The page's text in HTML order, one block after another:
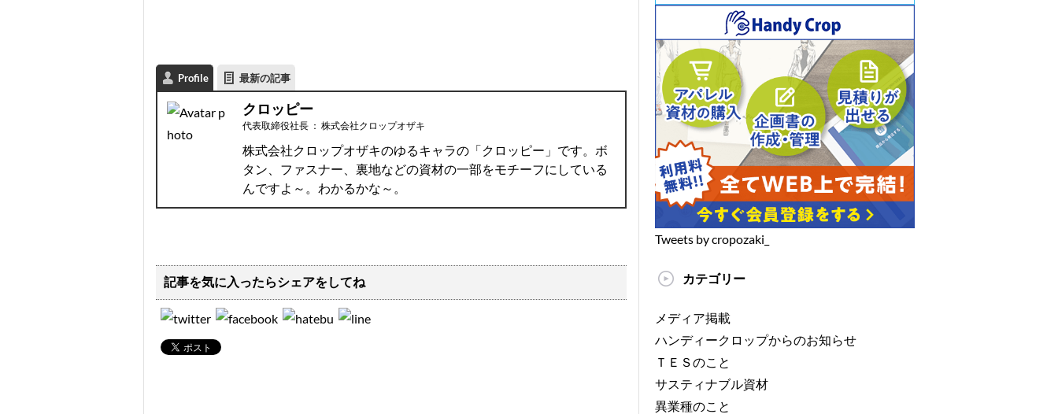
Profile 最新の記事
クロッピー
代表取締役社長 ： 株式会社クロップオザキ
株式会社クロップオザキのゆるキャラの「クロッピー」です。ボ
タン、ファスナー、裏地などの資材の一部をモチーフにしている
んですよ～。わかるかな～。
記事を気に入ったらシェアをしてね
Tweets by cropozaki_
カテゴリー
メディア掲載
ハンディークロップからのお知らせ
ＴＥＳのこと
サスティナブル資材
異業種のこと